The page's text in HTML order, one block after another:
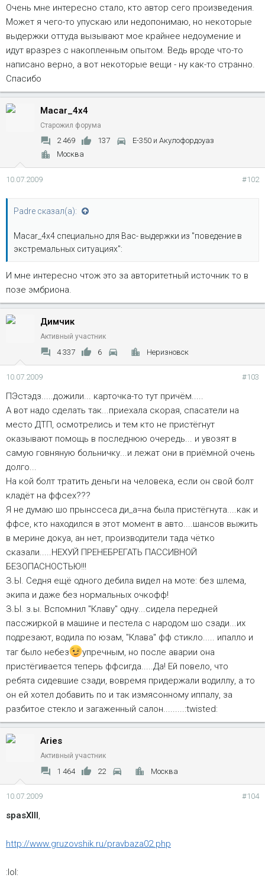
Очень мне интересно стало, кто автор сего произведения.
Может я чего-то упускаю или недопонимаю, но некоторые
выдержки оттуда вызывают мое крайнее недоумение и
идут вразрез с накопленным опытом. Ведь вроде что-то
написано верно, а вот некоторые вещи - ну как-то странно.
Спасибо
Macar_4x4
Старожил форума
2 469 137
Е-350 и Акулофордоуаз
Москва
10.07.2009 #102
Padre сказал(а):
Macar_4x4 специально для Вас- выдержки из "поведение в
экстремальных ситуациях":
И мне интересно чтож это за авторитетный источник то в
позе эмбриона.
Димчик
Активный участник
4 337 6 Неризновск
10.07.2009 #103
ПЭстэдз.....дожили... карточка-то тут причём.....
А вот надо сделать так...приехала скорая, спасатели на
место ДТП, осмотрелись и тем кто не пристёгнут
оказывают помощь в последнюю очередь... и увозят в
самую говняную больничку...и лежат они в приёмной очень
долго...
На кой болт тратить деньги на человека, если он свой болт
кладёт на ффсех???
Я не думаю шо прынссеса ди_а=на была пристёгнута....как и
ффсе, кто находился в этот момент в авто....шансов выжить
в мерине докуа, ан нет, производители тада чётко
сказали.....НЕХУЙ ПРЕНЕБРЕГАТЬ ПАССИВНОЙ
БЕЗОПАСНОСТЬЮ!!!
З.Ы. Седня ещё одного дебила видел на моте: без шлема,
экипа и даже без нормальных очкофф!
З.Ы. з.ы. Вспомнил "Клаву" одну...сидела передней
пассжиркой в машине и пестела с народом шо сзади...их
подрезают, водила по юзам, "Клава" фф стикло..... ипалло и
таг было небез
упречным, но после аварии она
пристёгивается теперь ффсигда.....Да! Ей повело, что
ребята сидевшие сзади, вовремя придержали водиллу, а то
он ей хотел добавить по и так измясонному иппалу, за
разбитое стекло и загаженный салон.........:twisted:
Aries
Активный участник
1 464 22 Москва
10.07.2009 #104
spasXIII,
http://www.gruzovshik.ru/pravbaza02.php
:lol: